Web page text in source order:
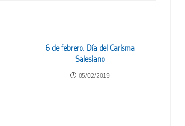
6 de febrero. Día del Carisma
Salesiano
05/02/2019